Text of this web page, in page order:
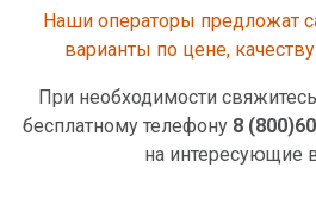
Наши операторы предложат
варианты по цене,
При необходимости
бесплатному телефону 8
на интересующие